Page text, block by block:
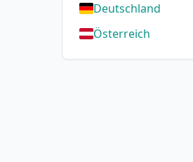
Deutschland
Österreich